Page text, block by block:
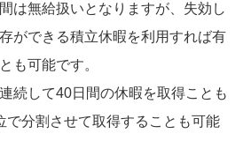
は無給扱いとなりますが、失効し
ができる積立休暇を利用すれば有
も可能です。
続して40日間の休暇を取得ことも
で分割させて取得することも可能